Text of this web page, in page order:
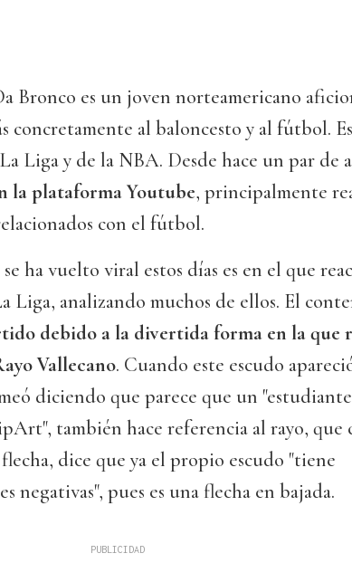
Bronco es un joven norteamericano
concretamente al baloncesto y al fútbol.
Liga y de la NBA. Desde hace un par de
la plataforma Youtube, principalmente
con el fútbol.
ha vuelto viral estos días es en el que
Liga, analizando muchos de ellos. El
debido a la divertida forma en la que
Vallecano. Cuando este escudo
diciendo que parece que un
también hace referencia al rayo, que
dice que ya el propio escudo "tiene
negativas", pues es una flecha en bajada.